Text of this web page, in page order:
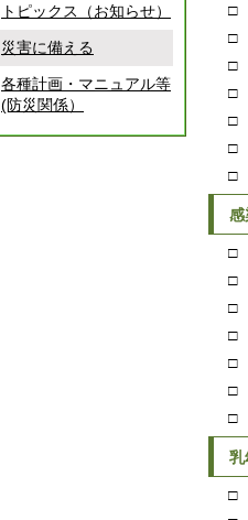
トピックス（お知らせ）
災害に備える
各種計画・マニュアル等
(防災関係）
□
□
□
□
□
□
□
感
□
□
□
□
□
□
□
乳
□